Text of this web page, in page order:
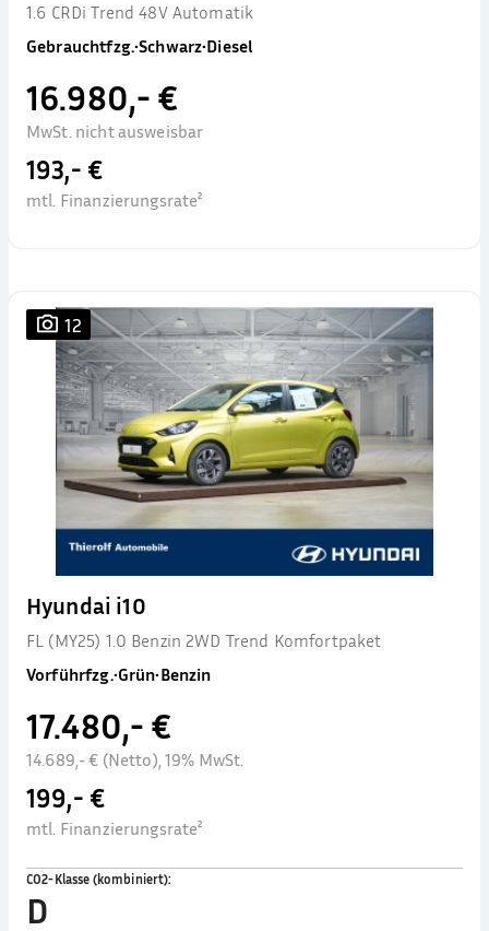
1.6 CRDi Trend 48V Automatik
Gebrauchtfzg.•Schwarz•Diesel
16.980,- €
MwSt. nicht ausweisbar
193,- €
mtl. Finanzierungsrate²
12
Hyundai i10
FL (MY25) 1.0 Benzin 2WD Trend Komfortpaket
Vorführfzg.•Grün•Benzin
17.480,- €
14.689,- € (Netto), 19% MwSt.
199,- €
mtl. Finanzierungsrate²
CO2-Klasse (kombiniert):
D